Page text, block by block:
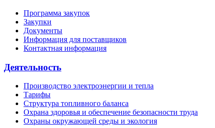
Программа закупок
Закупки
Документы
Информация для поставщиков
Контактная информация
Деятельность
Производство электроэнергии и тепла
Тарифы
Структура топливного баланса
Охрана здоровья и обеспечение безопасности труда
Охраны окружающей среды и экология